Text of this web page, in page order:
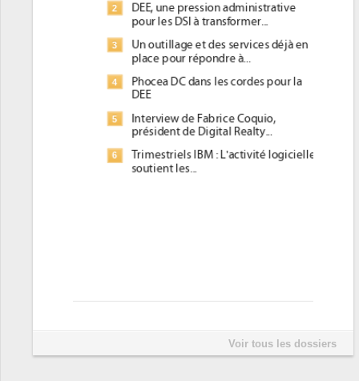
DEE, une pression administrative
pour les DSI à transformer...
Un outillage et des services déjà en
place pour répondre à...
Phocea DC dans les cordes pour la
Interview de Fabrice Coquio,
président de Digital Realty...
Trimestriels IBM : L'activité logicielle
soutient les...
Voir tous les dossiers